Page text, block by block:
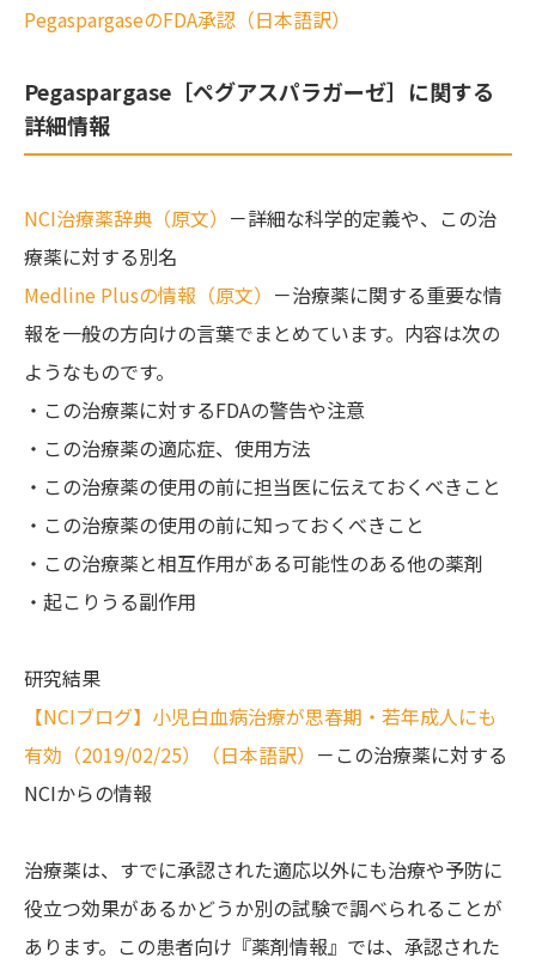
PegaspargaseのFDA承認（日本語訳）
Pegaspargase［ペグアスパラガーゼ］に関する
詳細情報
NCI治療薬辞典（原文） －詳細な科学的定義や、この治
療薬に対する別名
Medline Plusの情報（原文） －治療薬に関する重要な情
報を一般の方向けの言葉でまとめています。内容は次の
ようなものです。
・この治療薬に対するFDAの警告や注意
・この治療薬の適応症、使用方法
・この治療薬の使用の前に担当医に伝えておくべきこと
・この治療薬の使用の前に知っておくべきこと
・この治療薬と相互作用がある可能性のある他の薬剤
・起こりうる副作用
研究結果
【NCIブログ】小児白血病治療が思春期・若年成人にも
有効（2019/02/25）（日本語訳） －この治療薬に対する
NCIからの情報
治療薬は、すでに承認された適応以外にも治療や予防に
役立つ効果があるかどうか別の試験で調べられることが
あります。この患者向け『薬剤情報』では、承認された